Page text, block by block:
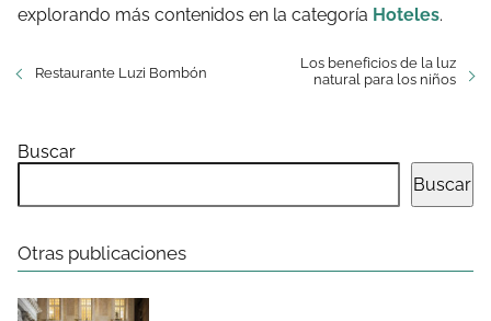
explorando más contenidos en la categoría Hoteles.
Restaurante Luzi Bombón
Los beneficios de la luz
natural para los niños
Buscar
Buscar
Otras publicaciones